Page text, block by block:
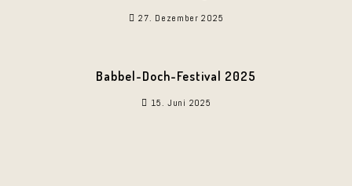
27. Dezember 2025
Babbel-Doch-Festival 2025
15. Juni 2025